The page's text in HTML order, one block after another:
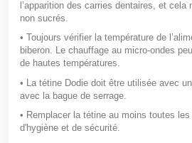
l’apparition des carries dentaires, et
non sucrés.
• Toujours vérifier la température de
biberon. Le chauffage au micro-ondes
de hautes températures.
• La tétine Dodie doit être utilisée avec
avec la bague de serrage.
• Remplacer la tétine au moins toutes
d'hygiène et de sécurité.